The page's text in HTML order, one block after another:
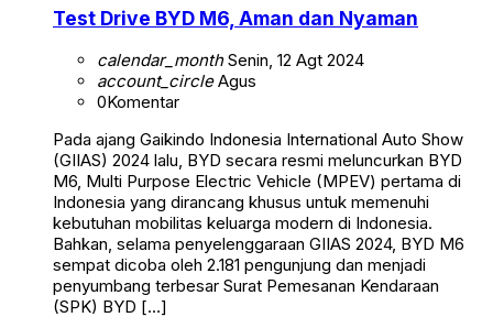
Test Drive BYD M6, Aman dan Nyaman
calendar_monthSenin, 12 Agt 2024
account_circleAgus
0Komentar
Pada ajang Gaikindo Indonesia International Auto Show
(GIIAS) 2024 lalu, BYD secara resmi meluncurkan BYD
M6, Multi Purpose Electric Vehicle (MPEV) pertama di
Indonesia yang dirancang khusus untuk memenuhi
kebutuhan mobilitas keluarga modern di Indonesia.
Bahkan, selama penyelenggaraan GIIAS 2024, BYD M6
sempat dicoba oleh 2.181 pengunjung dan menjadi
penyumbang terbesar Surat Pemesanan Kendaraan
(SPK) BYD […]